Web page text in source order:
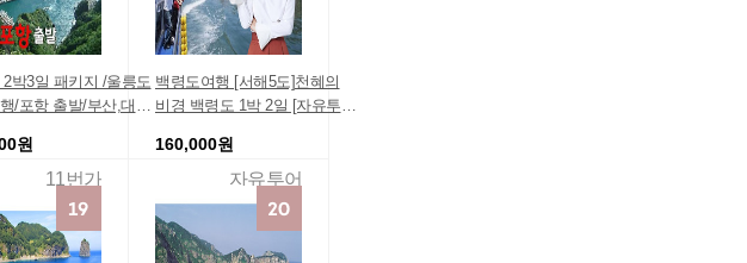
2박3일 패키지 /울릉도
/포항 출발/부산,대구
텔 2박 5식(특식3식)/
수기문의
원
11번가
백령도여행 [서해5도]천혜의
비경 백령도 1박 2일 [자유투
혜택 땡처리인하 쇼핑리스트
[히트상품] 스페셜특가 즉시할
인 이달의상품 긴급세일
160,000원
자유투어